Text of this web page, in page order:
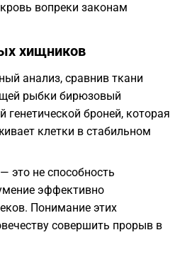
вопреки законам
хищников
анализ, сравнив ткани
рыбки бирюзовый
броней, которая
клетки в стабильном
это не способность
эффективно
Понимание этих
совершить прорыв в